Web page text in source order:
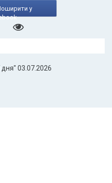
у
дня" 03.07.2026